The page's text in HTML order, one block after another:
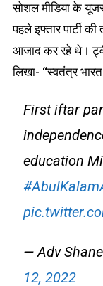
सोशल मीडिया के
पहले इफ्तार पार्टी
आजाद कर रहे थे।
लिखा- “स्वतंत्र भारत
First iftar
education
— Adv
12, 2022